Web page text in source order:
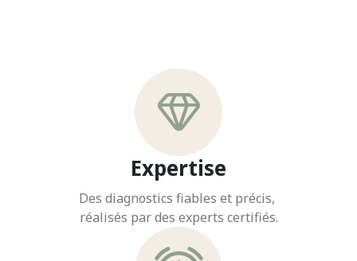
Expertise
Des diagnostics fiables et précis,
réalisés par des experts certifiés.